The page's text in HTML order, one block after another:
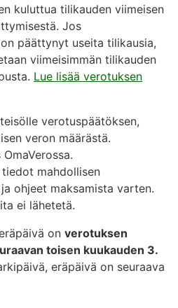
kuluttua tilikauden viimeisen
Jos
päättynyt useita tilikausia,
viimeisimmän tilikauden
Lue lisää verotuksen
verotuspäätöksen,
veron määrästä.
mahdollisen
ohjeet maksamista varten.
ei lähetetä.
on verotuksen
toisen kuukauden 3.
eräpäivä on seuraava